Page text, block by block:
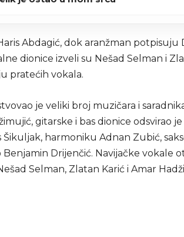
Abdagić, dok aranžman potpisuju
dionice izveli su Nešad Selman i
pratećih vokala.
je veliki broj muzičara i
gitarske i bas dionice odsvirao
harmoniku Adnan Zubić,
Drijenčić. Navijačke vokale
Selman, Zlatan Karić i Amar